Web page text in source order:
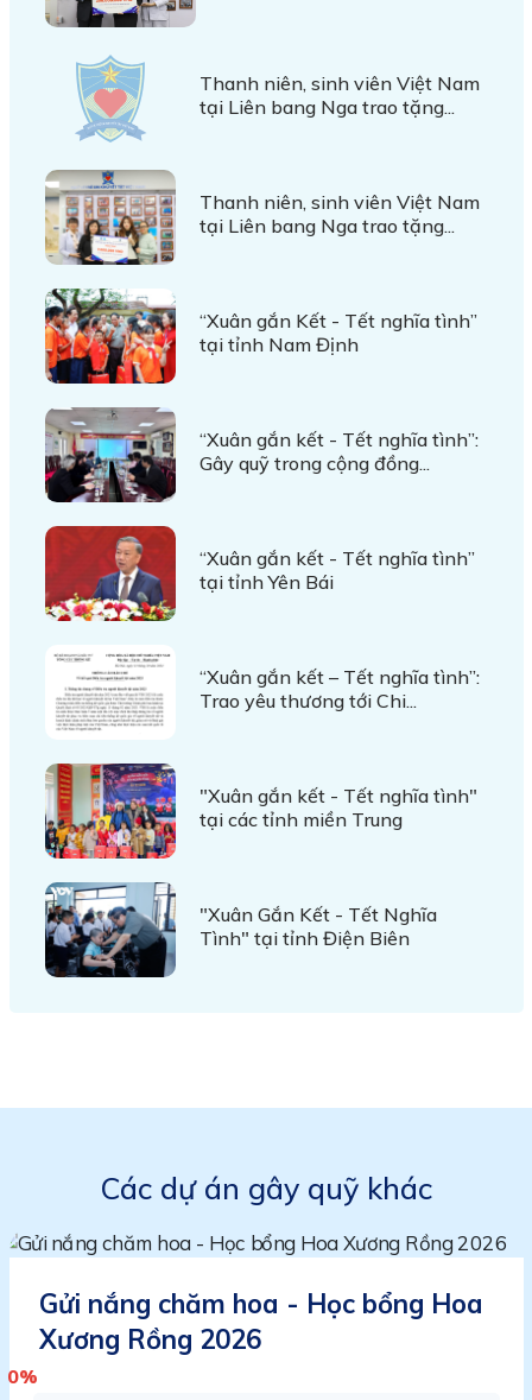
Thanh niên, sinh viên Việt Nam
tại Liên bang Nga trao tặng...
Thanh niên, sinh viên Việt Nam
tại Liên bang Nga trao tặng...
“Xuân gắn Kết - Tết nghĩa tình”
tại tỉnh Nam Định
“Xuân gắn kết - Tết nghĩa tình”:
Gây quỹ trong cộng đồng...
“Xuân gắn kết - Tết nghĩa tình”
tại tỉnh Yên Bái
“Xuân gắn kết – Tết nghĩa tình”:
Trao yêu thương tới Chi...
"Xuân gắn kết - Tết nghĩa tình"
tại các tỉnh miền Trung
"Xuân Gắn Kết - Tết Nghĩa
Tình" tại tỉnh Điện Biên
Các dự án gây quỹ khác
Gửi nắng chăm hoa - Học bổng Hoa
Xương Rồng 2026
0%